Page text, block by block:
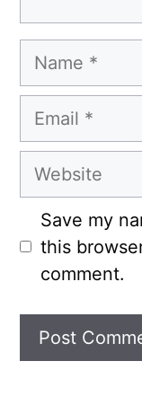
Name
Email
Website
Save my
this
comment.